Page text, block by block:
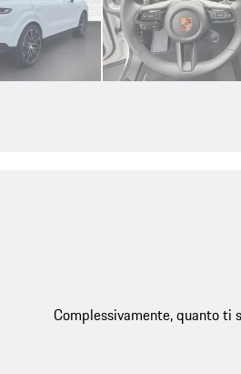
Complessivamente, quanto